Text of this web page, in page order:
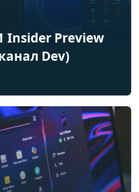
Insider Preview
Dev)